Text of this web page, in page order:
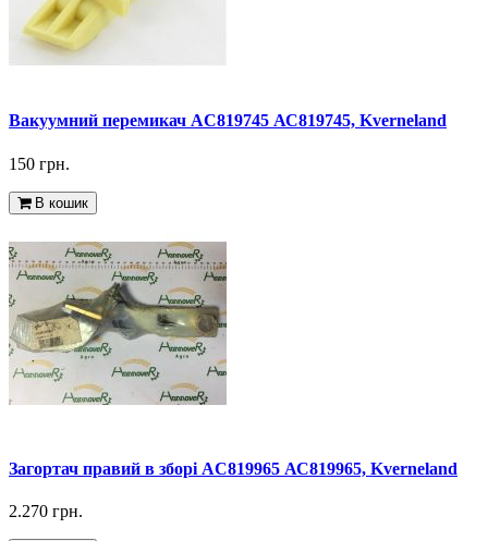
Вакуумний перемикач AC819745 АС819745, Kverneland
150 грн.
В кошик
Загортач правий в зборі AC819965 АС819965, Kverneland
2.270 грн.